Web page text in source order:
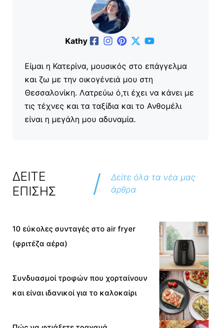
Kathy
Είμαι η Κατερίνα, μουσικός στο επάγγελμα
και ζω με την οικογένειά μου στη
Θεσσαλονίκη. Λατρεύω ό,τι έχει να κάνει με
τις τέχνες και τα ταξίδια και το Ανθομέλι
είναι η μεγάλη μου αδυναμία.
ΔΕΙΤΕ
ΕΠΙΣΗΣ
/
Δείτε όλα τα νέα μας
άρθρα
10 εύκολες συνταγές στο air fryer
(φριτέζα αέρα)
Συνδυασμοί τροφών που χορταίνουν
και είναι ιδανικοί για το καλοκαίρι